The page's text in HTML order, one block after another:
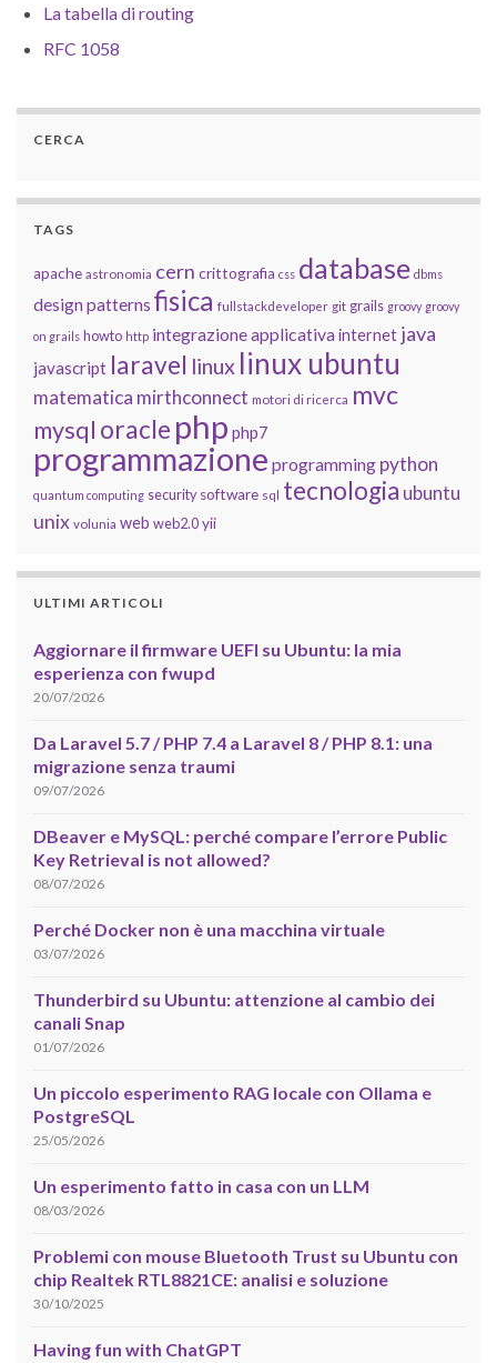
La tabella di routing
RFC 1058
CERCA
TAGS
apache astronomia cern crittografia css database dbms
design patterns fisica fullstackdeveloper git grails groovy groovy
on grails howto http integrazione applicativainternet java
javascript laravel linux linux ubuntu
matematica mirthconnect motori di ricerca mvc
mysql oracle php php7
programmazione programming python
quantum computing security software sql tecnologia ubuntu
unix volunia web web2.0 yii
ULTIMI ARTICOLI
Aggiornare il firmware UEFI su Ubuntu: la mia
esperienza con fwupd
20/07/2026
Da Laravel 5.7 / PHP 7.4 a Laravel 8 / PHP 8.1: una
migrazione senza traumi
09/07/2026
DBeaver e MySQL: perché compare l’errore Public
Key Retrieval is not allowed?
08/07/2026
Perché Docker non è una macchina virtuale
03/07/2026
Thunderbird su Ubuntu: attenzione al cambio dei
canali Snap
01/07/2026
Un piccolo esperimento RAG locale con Ollama e
PostgreSQL
25/05/2026
Un esperimento fatto in casa con un LLM
08/03/2026
Problemi con mouse Bluetooth Trust su Ubuntu con
chip Realtek RTL8821CE: analisi e soluzione
30/10/2025
Having fun with ChatGPT